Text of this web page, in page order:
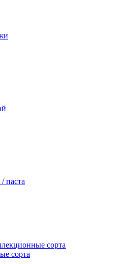
паста
сорта